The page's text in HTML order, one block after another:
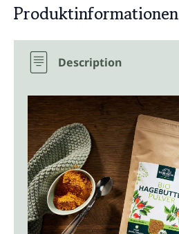
Produktinformationen
Description